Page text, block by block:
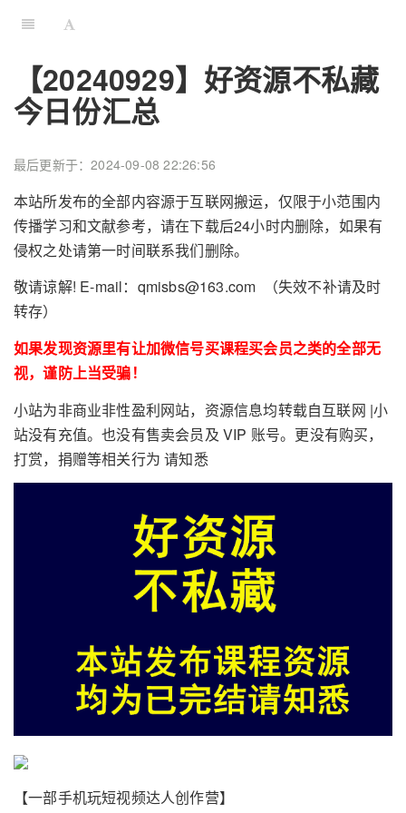
【20240929】好资源不私藏
今日份汇总
最后更新于：2024-09-08 22:26:56
本站所发布的全部内容源于互联网搬运，仅限于小范围内
传播学习和文献参考，请在下载后24小时内删除，如果有
侵权之处请第一时间联系我们删除。
敬请谅解! E-mail：qmisbs@163.com （失效不补请及时
转存）
如果发现资源里有让加微信号买课程买会员之类的全部无
视，谨防上当受骗！
小站为非商业非性盈利网站，资源信息均转载自互联网 |小
站没有充值。也没有售卖会员及 VIP 账号。更没有购买，
打赏，捐赠等相关行为 请知悉
【一部手机玩短视频达人创作营】